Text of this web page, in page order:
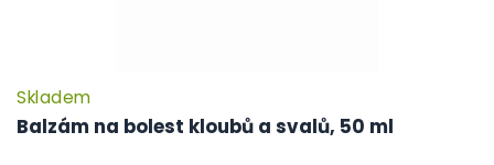
Balzám na bolest kloubů a svalů, 50 ml
Skladem